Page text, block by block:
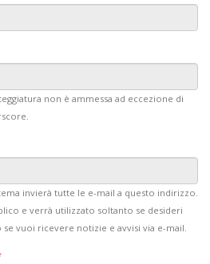
non è ammessa ad eccezione di
invierà tutte le e-mail a questo indirizzo.
e verrà utilizzato soltanto se desideri
vuoi ricevere notizie e avvisi via e-mail.